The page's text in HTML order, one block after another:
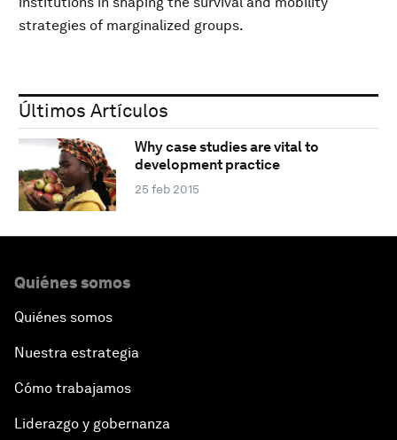
strategies of marginalized groups.
Últimos Artículos
Why case studies are vital to
development practice
25 feb 2015
Quiénes somos
Quiénes somos
Nuestra estrategia
Cómo trabajamos
Liderazgo y gobernanza